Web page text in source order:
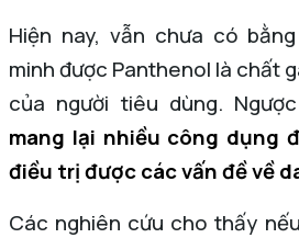
Hiện nay, vẫn chưa có
minh được Panthenol là chất
của người tiêu dùng.
mang lại nhiều công dụng
điều trị được các vấn đề về
Các nghiên cứu cho thấy nếu